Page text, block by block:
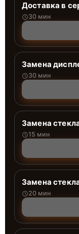
Доставка в
30 мин
Замена
30 мин
Замена
15 мин
Замена
20 мин